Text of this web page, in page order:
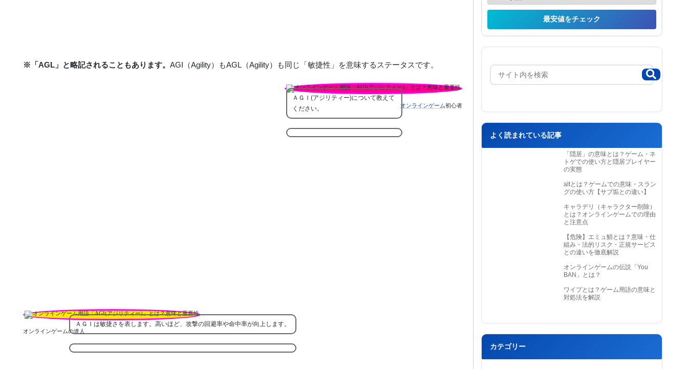
※「AGL」と略記されることもあります。 AGI（Agility）もAGL（Agility）も同じ「敏捷性」を意味するステータスです。
オンラインゲーム初心者
ＡＧＩ(アジリティー)について教えて
ください。
オンラインゲームの達人
ＡＧＩは敏捷さを表します。高いほど、攻撃の回避率や命中率が向上します。
最安値をチェック
よく読まれている記事
「隠居」の意味とは？ゲーム・ネ
トゲでの使い方と隠居プレイヤー
の実態
altとは？ゲームでの意味・スラン
グの使い方【サブ垢との違い】
キャラデリ（キャラクター削除）
とは？オンラインゲームでの理由
と注意点
【危険】エミュ鯖とは？意味・仕
組み・法的リスク・正規サービス
との違いを徹底解説
オンラインゲームの伝説「You
BAN」とは？
ワイプとは？ゲーム用語の意味と
対処法を解説
カテゴリー